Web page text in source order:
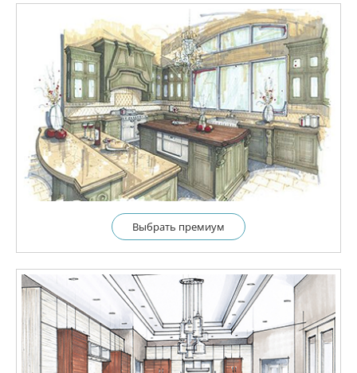
Выбрать премиум